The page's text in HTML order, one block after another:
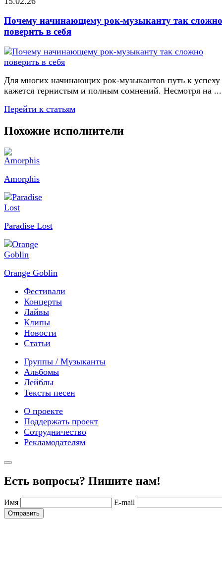
Почему начинающему рок-музыканту так сложно
поверить в себя
Для многих начинающих рок-музыкантов путь к успеху
кажется тернистым и полным сомнений. Несмотря на ...
Перейти к статьям
Похожие исполнители
Amorphis
Paradise Lost
Orange Goblin
Фестивали
Концерты
Лайвы
Клипы
Новости
Статьи
Группы / Музыканты
Альбомы
Лейблы
Тексты песен
О проекте
Поддержать проект
Сотрудничество
Рекламодателям
Есть вопросы? Пишите нам!
Имя E-mail